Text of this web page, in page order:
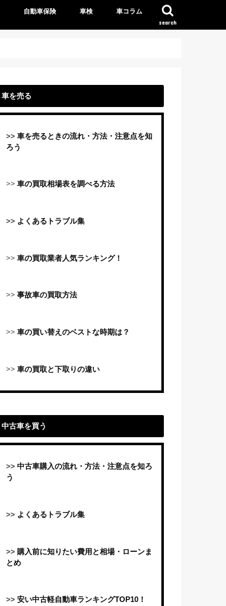
search
自動車保険 車検 車コラム
車を売る
>> 車を売るときの流れ・方法・注意点を知
ろう
>> 車の買取相場表を調べる方法
>> よくあるトラブル集
>> 車の買取業者人気ランキング！
>> 事故車の買取方法
>> 車の買い替えのベストな時期は？
>> 車の買取と下取りの違い
中古車を買う
>> 中古車購入の流れ・方法・注意点を知ろ
う
>> よくあるトラブル集
>> 購入前に知りたい費用と相場・ローンま
とめ
>> 安い中古軽自動車ランキングTOP10！